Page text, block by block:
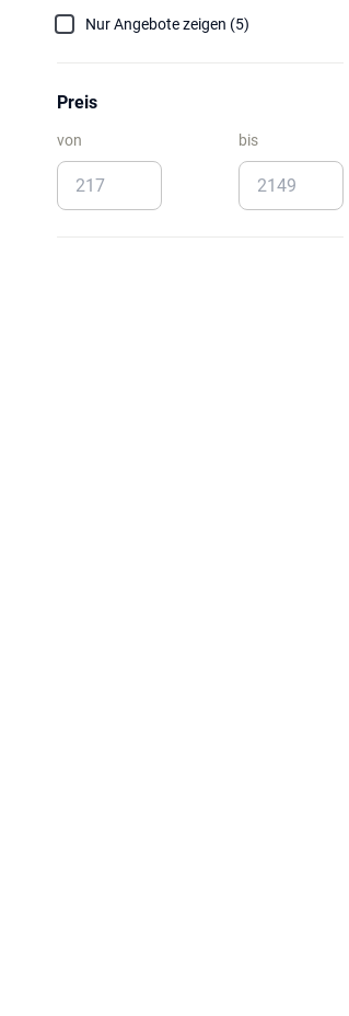
Nur Angebote zeigen (5)
Preis
von bis